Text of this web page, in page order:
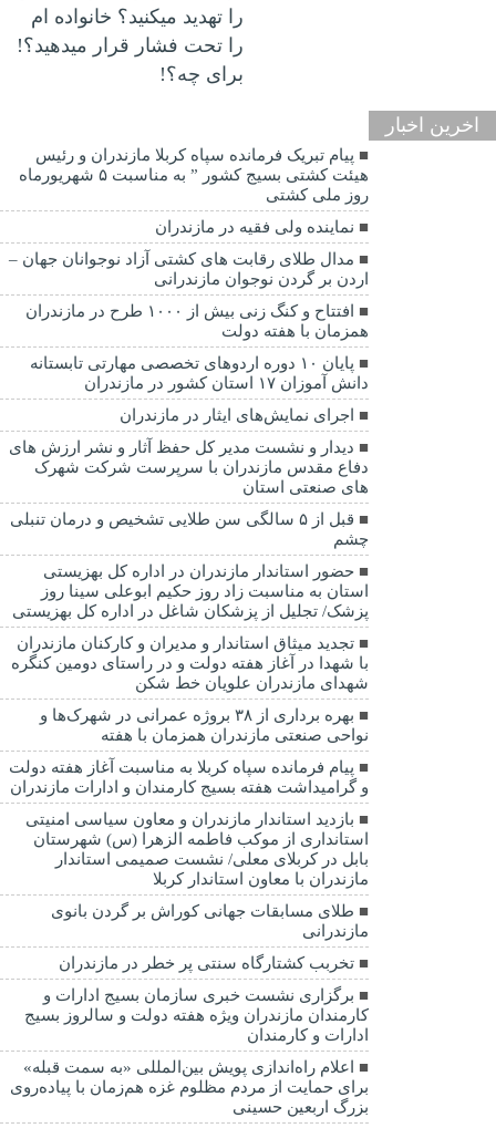
را تهدید میکنید؟ خانواده ام
را‌ تحت فشار قرار میدهید؟!
برای چه؟!
اخرین اخبار
پیام تبریک فرمانده سپاه کربلا مازندران و رئیس
هیئت کشتی بسیج کشور ” به مناسبت ۵ شهریورماه
روز ملی کشتی
نماينده ولی فقیه در مازندران
مدال طلای رقابت های کشتی آزاد نوجوانان جهان –
اردن بر گردن نوجوان مازندرانی
افتتاح و کنگ زنی بیش از ۱۰۰۰ طرح در مازندران
همزمان با هفته دولت
پایان ۱۰ دوره اردوهای تخصصی مهارتی تابستانه
دانش آموزان ۱۷ استان کشور در مازندران
اجرای نمایش‌های ایثار در مازندران
دیدار و نشست مدیر کل حفظ آثار و نشر ارزش های
دفاع مقدس مازندران با سرپرست شرکت شهرک
های صنعتی استان
قبل از ۵ سالگی سن طلایی تشخیص و درمان تنبلی
چشم
حضور استاندار مازندران در اداره کل بهزیستی
استان به مناسبت زاد روز حکیم ابوعلی سینا روز
پزشک/ تجلیل از پزشکان شاغل در اداره کل بهزیستی
تجدید میثاق استاندار و مدیران و کارکنان مازندران
با شهدا در آغاز هفته دولت و در راستای دومین کنگره
شهدای مازندران علویان خط شکن
بهره برداری از ۳۸ بروژه عمرانی در شهرک‌ها و
نواحی صنعتی مازندران همزمان با هفته
پیام فرمانده سپاه کربلا به مناسبت آغاز هفته دولت
و گرامیداشت هفته بسیج کارمندان و ادارات مازندران
بازدید استاندار مازندران و معاون سیاسی امنیتی
استانداری از موکب فاطمه الزهرا (س) شهرستان
بابل در کربلای معلی/ نشست صمیمی استاندار
مازندران با معاون استاندار کربلا
طلای مسابقات جهانی کوراش بر گردن بانوی
مازندرانی
تخربب کشتارگاه سنتی پر خطر در مازندران
برگزاری نشست خبری سازمان بسیج ادارات و
کارمندان مازندران ویژه هفته دولت و سالروز بسیج
ادارات و کارمندان
اعلام راه‌اندازی پویش بین‌المللی «به سمت قبله»
برای حمایت از مردم مظلوم غزه هم‌زمان با پیاده‌روی
بزرگ اربعین حسینی